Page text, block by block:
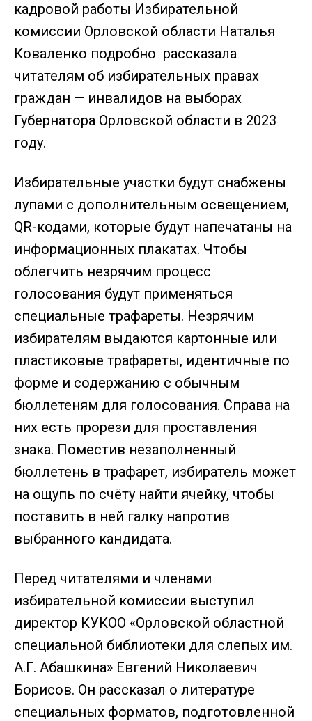
кадровой работы Избирательной
комиссии Орловской области Наталья
Коваленко подробно рассказала
читателям об избирательных правах
граждан — инвалидов на выборах
Губернатора Орловской области в 2023
году.
Избирательные участки будут снабжены
лупами с дополнительным освещением,
QR-кодами, которые будут напечатаны на
информационных плакатах. Чтобы
облегчить незрячим процесс
голосования будут применяться
специальные трафареты. Незрячим
избирателям выдаются картонные или
пластиковые трафареты, идентичные по
форме и содержанию с обычным
бюллетеням для голосования. Справа на
них есть прорези для проставления
знака. Поместив незаполненный
бюллетень в трафарет, избиратель может
на ощупь по счёту найти ячейку, чтобы
поставить в ней галку напротив
выбранного кандидата.
Перед читателями и членами
избирательной комиссии выступил
директор КУКОО «Орловской областной
специальной библиотеки для слепых им.
А.Г. Абашкина» Евгений Николаевич
Борисов. Он рассказал о литературе
специальных форматов, подготовленной